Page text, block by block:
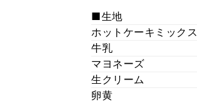
■生地
ホットケーキミックス
牛乳
マヨネーズ
生クリーム
卵黄